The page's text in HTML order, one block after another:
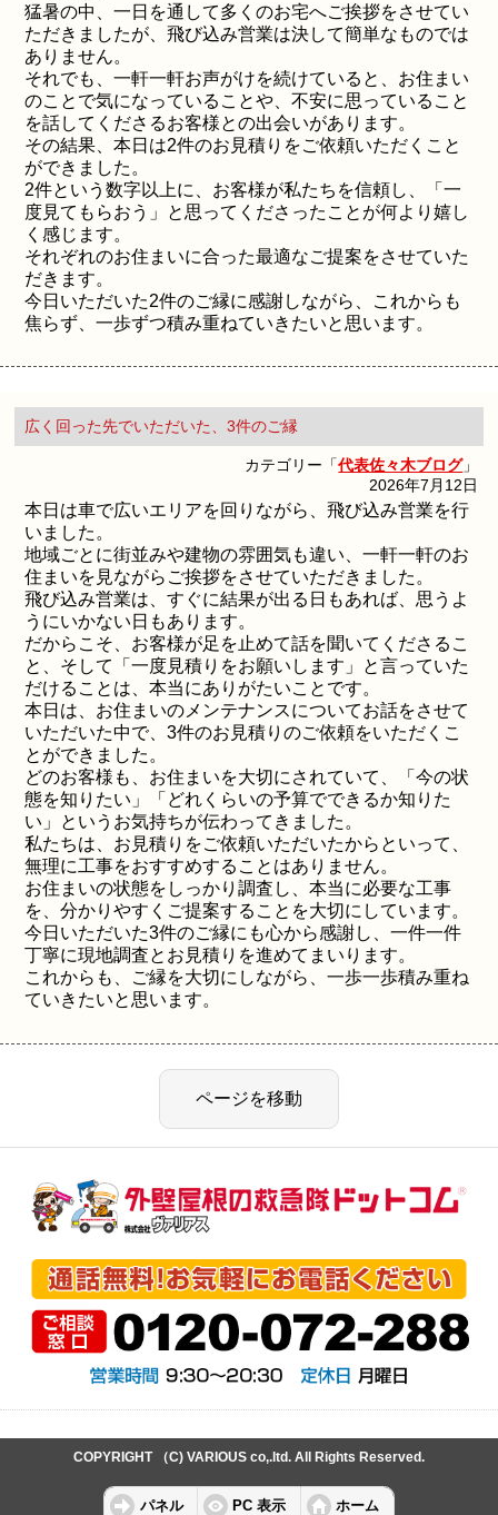
猛暑の中、一日を通して多くのお宅へご挨拶をさせてい
ただきましたが、飛び込み営業は決して簡単なものでは
ありません。
それでも、一軒一軒お声がけを続けていると、お住まい
のことで気になっていることや、不安に思っていること
を話してくださるお客様との出会いがあります。
その結果、本日は2件のお見積りをご依頼いただくこと
ができました。
2件という数字以上に、お客様が私たちを信頼し、「一
度見てもらおう」と思ってくださったことが何より嬉し
く感じます。
それぞれのお住まいに合った最適なご提案をさせていた
だきます。
今日いただいた2件のご縁に感謝しながら、これからも
焦らず、一歩ずつ積み重ねていきたいと思います。
広く回った先でいただいた、3件のご縁
カテゴリー「代表佐々木ブログ」
2026年7月12日
本日は車で広いエリアを回りながら、飛び込み営業を行
いました。
地域ごとに街並みや建物の雰囲気も違い、一軒一軒のお
住まいを見ながらご挨拶をさせていただきました。
飛び込み営業は、すぐに結果が出る日もあれば、思うよ
うにいかない日もあります。
だからこそ、お客様が足を止めて話を聞いてくださるこ
と、そして「一度見積りをお願いします」と言っていた
だけることは、本当にありがたいことです。
本日は、お住まいのメンテナンスについてお話をさせて
いただいた中で、3件のお見積りのご依頼をいただくこ
とができました。
どのお客様も、お住まいを大切にされていて、「今の状
態を知りたい」「どれくらいの予算でできるか知りた
い」というお気持ちが伝わってきました。
私たちは、お見積りをご依頼いただいたからといって、
無理に工事をおすすめすることはありません。
お住まいの状態をしっかり調査し、本当に必要な工事
を、分かりやすくご提案することを大切にしています。
今日いただいた3件のご縁にも心から感謝し、一件一件
丁寧に現地調査とお見積りを進めてまいります。
これからも、ご縁を大切にしながら、一歩一歩積み重ね
ていきたいと思います。
COPYRIGHT （C) VARIOUS co,.ltd. All Rights Reserved.
パネル PC 表示 ホーム